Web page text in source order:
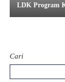
LDK Program
Cari